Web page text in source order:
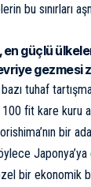
bu sınırları
en güçlü
gezmesi
tuhaf
fit kare kuru
bir
bir ekonomik